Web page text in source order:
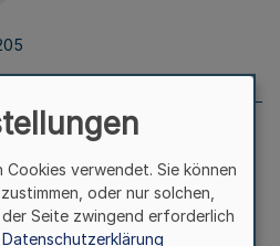
Nr. 204 vom
verwendet. Sie können
oder nur solchen,
Seite zwingend erforderlich
Datenschutzerklärung